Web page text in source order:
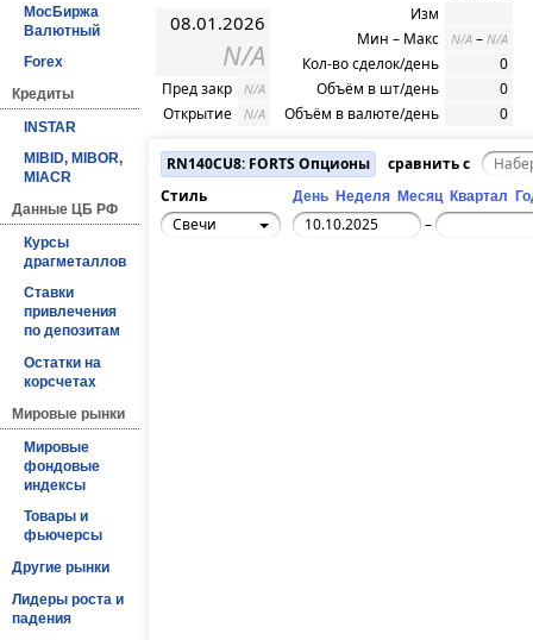
МосБиржа
Валютный
Forex
Кредиты
INSTAR
MIBID, MIBOR,
MIACR
Данные ЦБ РФ
Курсы
драгметаллов
Ставки
привлечения
по депозитам
Остатки на
корсчетах
Мировые рынки
Мировые
фондовые
индексы
Товары и
фьючерсы
Другие рынки
Лидеры роста и
падения
08.01.2026
N/A
Пред закр N/A
Открытие N/A
Изм
Мин – Макс
N/A – N/A
Кол-во сделок/день
0
Объём в шт/день
0
Объём в валюте/день
0
RN140CU8: FORTS Опционы
сравнить с
Стиль
День Неделя Месяц Квартал
Свечи –